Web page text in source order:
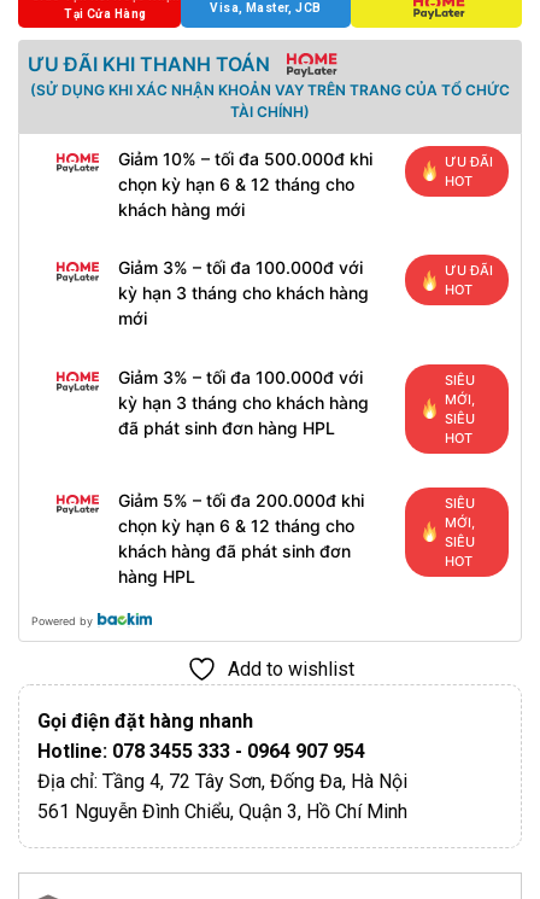
Tại Cửa Hàng
Visa, Master, JCB
ƯU ĐÃI KHI THANH TOÁN
(SỬ DỤNG KHI XÁC NHẬN KHOẢN VAY TRÊN TRANG CỦA TỔ CHỨC
TÀI CHÍNH)
Giảm 10% – tối đa 500.000đ khi
chọn kỳ hạn 6 & 12 tháng cho
khách hàng mới
ƯU ĐÃI
HOT
Giảm 3% – tối đa 100.000đ với
kỳ hạn 3 tháng cho khách hàng
mới
ƯU ĐÃI
HOT
Giảm 3% – tối đa 100.000đ với
kỳ hạn 3 tháng cho khách hàng
đã phát sinh đơn hàng HPL
SIÊU
MỚI,
SIÊU
HOT
Giảm 5% – tối đa 200.000đ khi
chọn kỳ hạn 6 & 12 tháng cho
khách hàng đã phát sinh đơn
hàng HPL
SIÊU
MỚI,
SIÊU
HOT
Powered by
Add to wishlist
Gọi điện đặt hàng nhanh
Hotline: 078 3455 333 - 0964 907 954
Địa chỉ: Tầng 4, 72 Tây Sơn, Đống Đa, Hà Nội
561 Nguyễn Đình Chiểu, Quận 3, Hồ Chí Minh